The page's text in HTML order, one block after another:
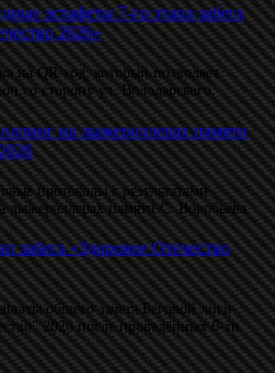
эстафеты 7-го этапа забега
2026»
на QR-код, который позволяет
со сторону ул. Володарского.
на лыжероллерах памяти
протоколы с результатами
лыжероллерах памяти С. Воробьёва.
забега «Здоровое Отечество
общего зачета Беговой лиги
2026 после проведённых 6-ти